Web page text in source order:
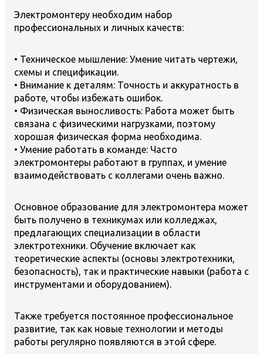
Электромонтеру необходим набор
профессиональных и личных качеств:
• Техническое мышление: Умение читать чертежи,
схемы и спецификации.
• Внимание к деталям: Точность и аккуратность в
работе, чтобы избежать ошибок.
• Физическая выносливость: Работа может быть
связана с физическими нагрузками, поэтому
хорошая физическая форма необходима.
• Умение работать в команде: Часто
электромонтеры работают в группах, и умение
взаимодействовать с коллегами очень важно.
Основное образование для электромонтера может
быть получено в техникумах или колледжах,
предлагающих специализации в области
электротехники. Обучение включает как
теоретические аспекты (основы электротехники,
безопасность), так и практические навыки (работа с
инструментами и оборудованием).
Также требуется постоянное профессиональное
развитие, так как новые технологии и методы
работы регулярно появляются в этой сфере.